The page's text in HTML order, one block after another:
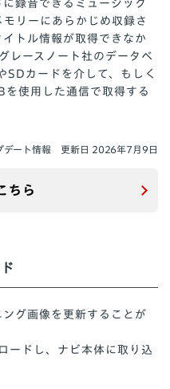
録音できるミュージック
リーにあらかじめ収録さ
トル情報が取得できなか
レースノート社のデータベ
SDカードを介して、もしく
使用した通信で取得する
デート情報 更新日 2026年7月9日
ちら
グ画像を更新することが
ードし、ナビ本体に取り込